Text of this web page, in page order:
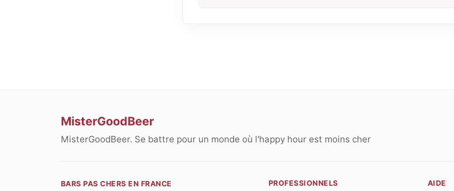
MisterGoodBeer
MisterGoodBeer. Se battre pour un monde où l'happy hour est moins cher
BARS PAS CHERS EN FRANCE PROFESSIONNELS AIDE